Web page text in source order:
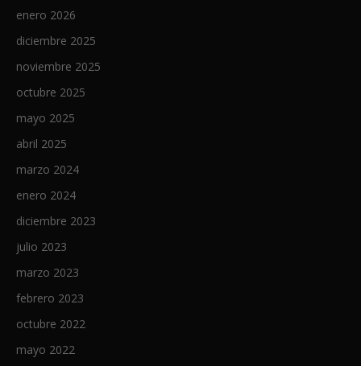
enero 2026
diciembre 2025
noviembre 2025
octubre 2025
mayo 2025
abril 2025
marzo 2024
enero 2024
diciembre 2023
julio 2023
marzo 2023
febrero 2023
octubre 2022
mayo 2022